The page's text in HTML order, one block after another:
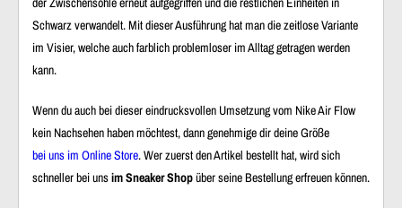
Schwarz verwandelt. Mit dieser Ausführung hat man die zeitlose Variante
im Visier, welche auch farblich problemloser im Alltag getragen werden
kann.
Wenn du auch bei dieser eindrucksvollen Umsetzung vom Nike Air Flow
kein Nachsehen haben möchtest, dann genehmige dir deine Größe
bei uns im Online Store. Wer zuerst den Artikel bestellt hat, wird sich
schneller bei unsim Sneaker Shopüber seine Bestellung erfreuen können.